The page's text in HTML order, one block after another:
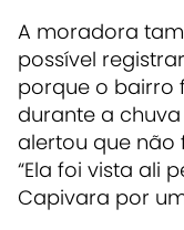
A moradora
possível
porque o bairro
durante a
alertou que não
“Ela foi vista ali
Capivara por